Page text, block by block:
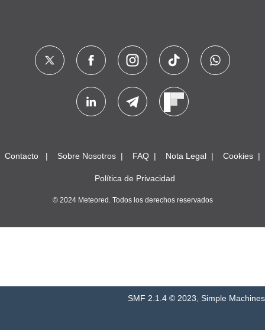
Contacto Sobre Nosotros FAQ Nota Legal Cookies
Política de Privacidad
© 2024 Meteored. Todos los derechos reservados
SMF 2.1.4 © 2023 Simple Machines